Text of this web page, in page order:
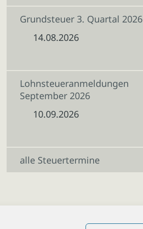
Grundsteuer 3. Quartal 2026
14.08.2026
Lohnsteueranmeldungen
September 2026
10.09.2026
alle Steuertermine